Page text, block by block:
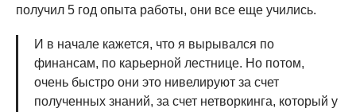
получил 5 год опыта работы, они все еще учились.
И в начале кажется, что я вырывался по
финансам, по карьерной лестнице. Но потом,
очень быстро они это нивелируют за счет
полученных знаний, за счет нетворкинга, который у